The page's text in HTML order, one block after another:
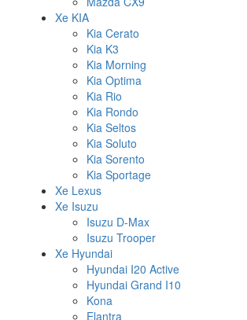
Xe KIA
Kia Cerato
Kia K3
Kia Morning
Kia Optima
Kia Rio
Kia Rondo
Kia Seltos
Kia Soluto
Kia Sorento
Kia Sportage
Xe Lexus
Xe Isuzu
Isuzu D-Max
Isuzu Trooper
Xe Hyundai
Hyundai I20 Active
Hyundai Grand I10
Kona
Elantra